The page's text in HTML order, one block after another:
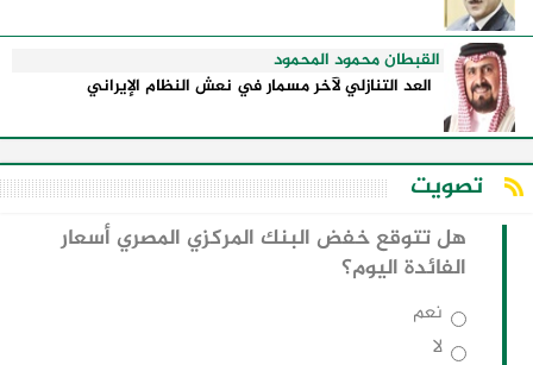
القبطان محمود المحمود
العد التنازلي لآخر مسمار في نعش النظام الإيراني
تصويت
هل تتوقع خفض البنك المركزي المصري أسعار
الفائدة اليوم؟
نعم
لا